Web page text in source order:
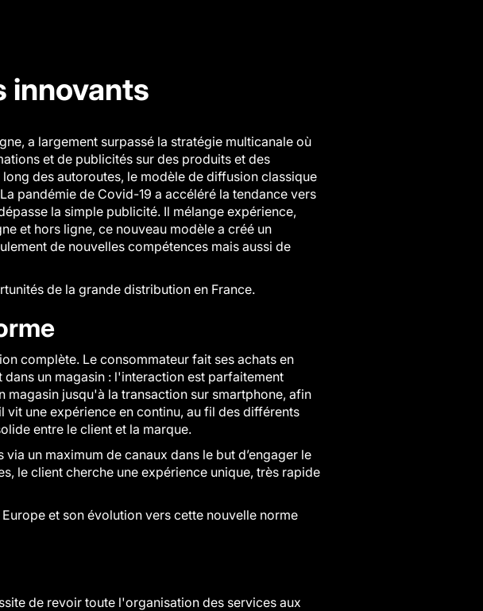
innovants
a largement surpassé la stratégie multicanale où
et de publicités sur des produits et des
des autoroutes, le modèle de diffusion classique
pandémie de Covid-19 a accéléré la tendance vers
la simple publicité. Il mélange expérience,
et hors ligne, ce nouveau modèle a créé un
de nouvelles compétences mais aussi de
de la grande distribution en France.
complète. Le consommateur fait ses achats en
un magasin : l'interaction est parfaitement
jusqu'à la transaction sur smartphone, afin
une expérience en continu, au fil des différents
entre le client et la marque.
un maximum de canaux dans le but d’engager le
le client cherche une expérience unique, très rapide
et son évolution vers cette nouvelle norme
de revoir toute l'organisation des services aux